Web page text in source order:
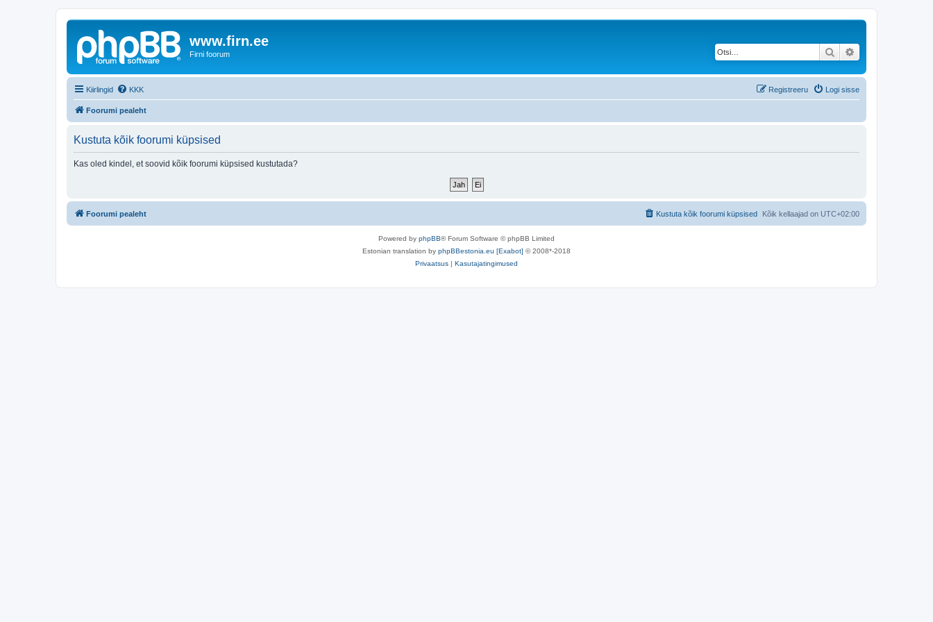
www.firn.ee
Firni foorum Otsi
Kiirlingid KKK Logi sisse
Registreeru
Foorumi pealeht
Kustuta kõik foorumi küpsised
Kas oled kindel, et soovid kõik foorumi küpsised kustutada?
Foorumi pealeht Kõik kellaajad on UTC+02:00
Kustuta kõik foorumi küpsised
Powered by phpBB® Forum Software © phpBB Limited
Estonian translation by phpBBestonia.eu [Exabot] © 2008*-2018
Privaatsus | Kasutajatingimused